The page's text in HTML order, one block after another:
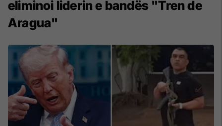
eliminoi liderin e bandës "Tren de
Aragua"